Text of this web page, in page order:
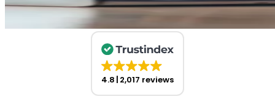
4.8 2,017 reviews